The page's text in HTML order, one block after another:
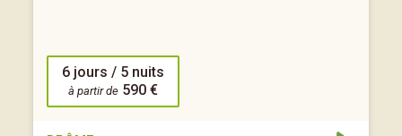
6 jours / 5 nuits
à partir de 590 €